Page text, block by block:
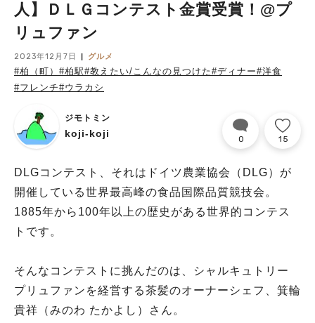
人】ＤＬＧコンテスト金賞受賞！@プ
リュファン
2023年12月7日 グルメ
#柏（町） #柏駅#教えたい/こんなの見つけた#ディナー#洋食
#フレンチ#ウラカシ
ジモトミン
koji-koji 0 15
DLGコンテスト、それはドイツ農業協会（DLG）が
開催している世界最高峰の食品国際品質競技会。
1885年から100年以上の歴史がある世界的コンテス
トです。
そんなコンテストに挑んだのは、シャルキュトリー
プリュファンを経営する茶髪のオーナーシェフ、箕輪
貴祥（みのわ たかよし）さん。